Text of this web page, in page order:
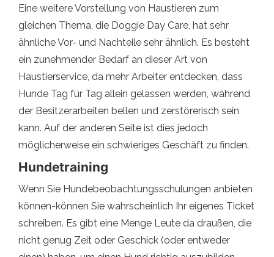
Eine weitere Vorstellung von Haustieren zum
gleichen Thema, die Doggie Day Care, hat sehr
ähnliche Vor- und Nachteile sehr ähnlich. Es besteht
ein zunehmender Bedarf an dieser Art von
Haustierservice, da mehr Arbeiter entdecken, dass
Hunde Tag für Tag allein gelassen werden, während
der Besitzerarbeiten bellen und zerstörerisch sein
kann. Auf der anderen Seite ist dies jedoch
möglicherweise ein schwieriges Geschäft zu finden.
Hundetraining
Wenn Sie Hundebeobachtungsschulungen anbieten
können-können Sie wahrscheinlich Ihr eigenes Ticket
schreiben. Es gibt eine Menge Leute da draußen, die
nicht genug Zeit oder Geschick (oder entweder